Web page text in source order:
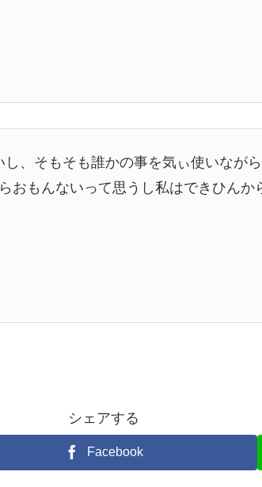
、そもそも誰かの事を気ぃ使いなが
おもんないって思うし私はできひん
シェアする
Facebook